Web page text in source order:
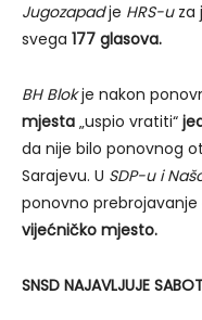
Jugozapadje HRS-uza
svega 177 glasova.
BH Blokje nakon
mjesta „uspio vratiti“
da nije bilo ponovnog
Sarajevu. U SDP-u i
ponovno
vijećničko mjesto.
SNSD NAJAVLJUJE